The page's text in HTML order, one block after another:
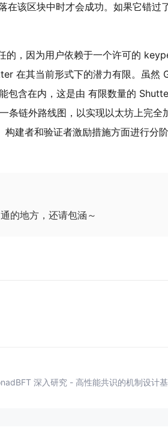
在该区块中时才会成功。如果它错过
的，因为用户依赖于一个许可的
在其当前形式下的潜力有限。虽然
包含在内，这是由 有限数量的
条链外路线图，以实现以太坊上完全
建者和验证者激励措施方面进行分
的地方，还请包涵～
深入研究 - 高性能共识的机制设计基